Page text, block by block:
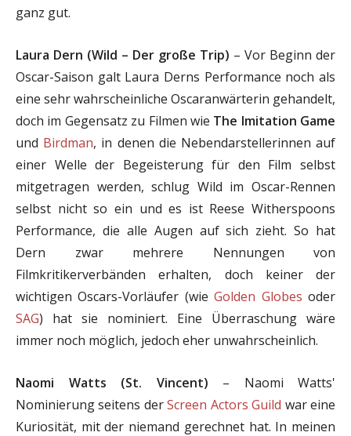
ganz gut.
Laura Dern (Wild – Der große Trip) – Vor Beginn der
Oscar-Saison galt Laura Derns Performance noch als
eine sehr wahrscheinliche Oscaranwärterin gehandelt,
doch im Gegensatz zu Filmen wie The Imitation Game
und Birdman, in denen die Nebendarstellerinnen auf
einer Welle der Begeisterung für den Film selbst
mitgetragen werden, schlug Wild im Oscar-Rennen
selbst nicht so ein und es ist Reese Witherspoons
Performance, die alle Augen auf sich zieht. So hat
Dern zwar mehrere Nennungen von
Filmkritikerverbänden erhalten, doch keiner der
wichtigen Oscars-Vorläufer (wieGolden Globes oder
SAG) hat sie nominiert. Eine Überraschung wäre
immer noch möglich, jedoch eher unwahrscheinlich.
Naomi Watts (St. Vincent) – Naomi Watts'
Nominierung seitens derScreen Actors Guild war eine
Kuriosität, mit der niemand gerechnet hat. In meinen